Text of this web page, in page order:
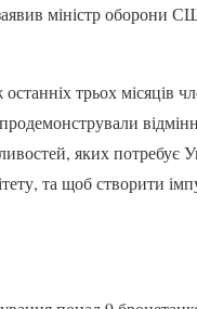
міністр оборони
трьох місяців
яких потребує
та щоб створити